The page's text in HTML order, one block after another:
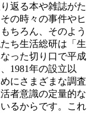
返る本や雑誌がた
の時々の事件やヒ
ちろん、そのよう
ち生活総研は「生
った切り口で平成
1981年の設立以
にさまざまな調査
者意識の定量的な
るからです。これ